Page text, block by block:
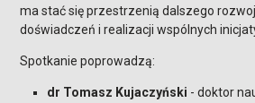
ma stać się przestrzenią dalszego
doświadczeń i realizacji wspólnych
Spotkanie poprowadzą:
dr Tomasz Kujaczyński - doktor